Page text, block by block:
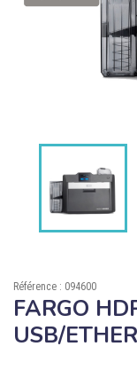
DÉSTOCKAGE
Compte client
Blog
Référence : 094600
FARGO
USB/